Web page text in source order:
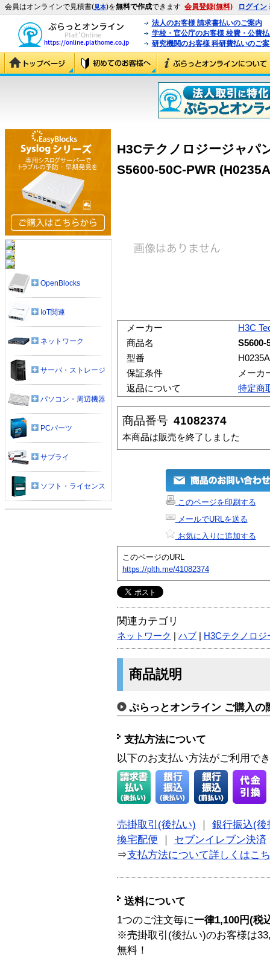
会員はオンラインで見積書(見本)を無料で作成できます 会員登録(無料) ログイン
法人のお客様 請求書払いのご案内
学校・官公庁のお客様 校費・公費
研究機関のお客様 科研費払いのご
H3Cテクノロジージャパ
S5600-50C-PWR
メーカー
H3C
商品名
S5600-
型番
保証条件
メーカ
返品について
特定商
商品番号 41082374
本商品は販売を終了しました
このページを印刷する
メールでURLを送る
お気に入りに追加する
このページのURL
https://plth.me/41082374
関連カテゴリ
ネットワーク ハブ H3Cテクノロ
商品説明
ぷらっとオンライン ご購入の
支払方法について
以下のお支払い方法がご利用で
売掛取引(後払い)
銀行振込(後
換宅配便
セブンイレブン決済
⇒支払方法について詳しくはこ
送料について
1つのご注文毎に一律1,100円(税
※売掛取引(後払い)のお客様は
無料！
OpenBlocks
IoT関連
ネットワーク
サーバ・ストレージ
パソコン・周辺機器
PCパーツ
サプライ
ソフト・ライセンス